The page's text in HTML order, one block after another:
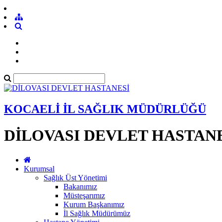
KOCAELİ İL SAĞLIK MÜDÜRLÜĞÜ
DİLOVASI DEVLET
Kurumsal
Sağlık Üst Yönetimi
Bakanımız
Müsteşarımız
Kurum Başkanımız
İl Sağlık Müdürümüz